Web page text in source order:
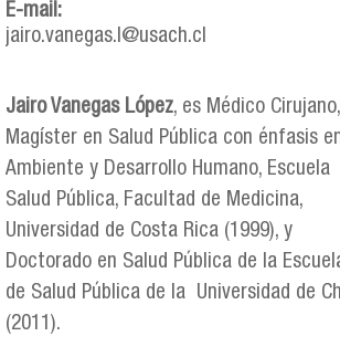
E-mail:
jairo.vanegas.l@usach.cl
Jairo Vanegas López, es Médico Cirujano,
Magíster en Salud Pública con énfasis
Ambiente y Desarrollo Humano, Escuela
Salud Pública, Facultad de Medicina,
Universidad de Costa Rica (1999), y
Doctorado en Salud Pública de la
de Salud Pública de la Universidad de
(2011).